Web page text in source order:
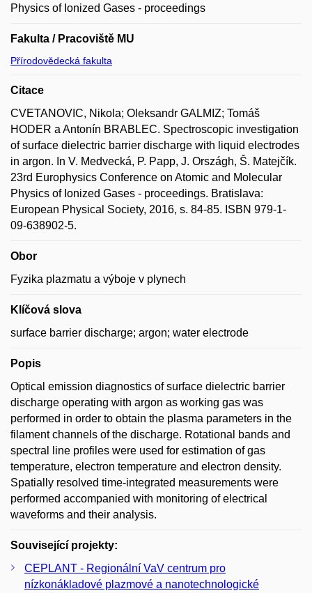
Physics of Ionized Gases - proceedings
Fakulta / Pracoviště MU
Přírodovědecká fakulta
Citace
CVETANOVIC, Nikola; Oleksandr GALMIZ; Tomáš
HODER a Antonín BRABLEC. Spectroscopic investigation
of surface dielectric barrier discharge with liquid electrodes
in argon. In V. Medvecká, P. Papp, J. Országh, Š. Matejčík.
23rd Europhysics Conference on Atomic and Molecular
Physics of Ionized Gases - proceedings. Bratislava:
European Physical Society, 2016, s. 84-85. ISBN 979-1-
09-638902-5.
Obor
Fyzika plazmatu a výboje v plynech
Klíčová slova
surface barrier discharge; argon; water electrode
Popis
Optical emission diagnostics of surface dielectric barrier
discharge operating with argon as working gas was
performed in order to obtain the plasma parameters in the
filament channels of the discharge. Rotational bands and
spectral line profiles were used for estimation of gas
temperature, electron temperature and electron density.
Spatially resolved time-integrated measurements were
performed accompanied with monitoring of electrical
waveforms and their analysis.
Související projekty:
CEPLANT - Regionální VaV centrum pro
nízkonákladové plazmové a nanotechnologické